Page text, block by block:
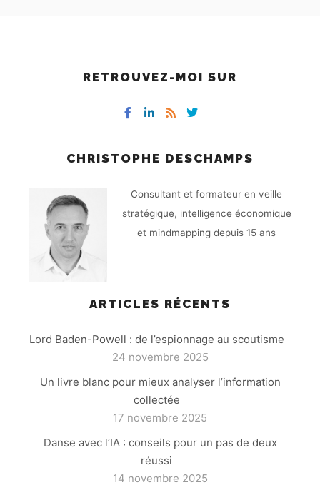
RETROUVEZ-MOI SUR
CHRISTOPHE DESCHAMPS
Consultant et formateur en veille
stratégique, intelligence économique
et mindmapping depuis 15 ans
ARTICLES RÉCENTS
Lord Baden-Powell : de l’espionnage au scoutisme
24 novembre 2025
Un livre blanc pour mieux analyser l’information
collectée
17 novembre 2025
Danse avec l’IA : conseils pour un pas de deux
réussi
14 novembre 2025